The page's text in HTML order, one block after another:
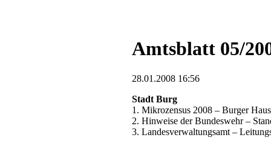
Amtsblatt 05/
28.01.2008 16:56
Stadt Burg
1. Mikrozensus 2008 – Burger
2. Hinweise der Bundeswehr –
3. Landesverwaltungsamt –